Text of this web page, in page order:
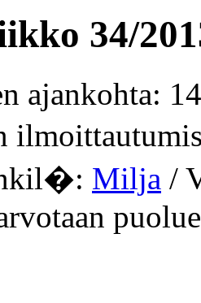
34/
ajankohta:
Milja /